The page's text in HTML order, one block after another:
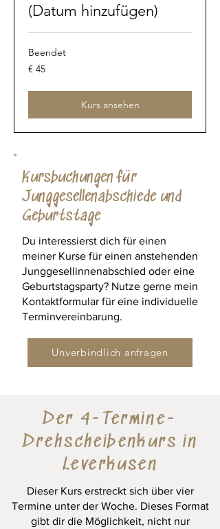
(Datum hinzufügen)
Beendet
45
Euro
€ 45
Kurs ansehen
Kursbuchungen für
Junggesellenabschiede und
Geburtstage
Du interessierst dich für einen
meiner Kurse für einen anstehenden
Junggesellinnenabschied oder eine
Geburtstagsparty? Nutze gerne mein
Kontaktformular für eine individuelle
Terminvereinbarung.
Unverbindlich anfragen
Der 4-Termine-
Drehscheibenkurs in
Leverkusen
Dieser Kurs erstreckt sich über vier
Termine unter der Woche. Dieses Format
gibt dir die Möglichkeit, nicht nur